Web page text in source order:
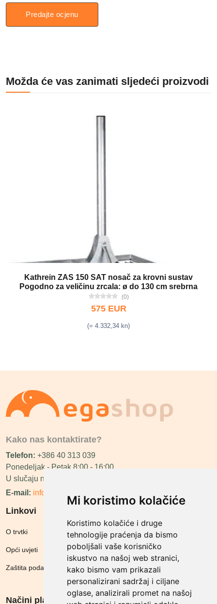
Mi koristimo kolačiće
Koristimo kolačiće i druge
tehnologije praćenja da bismo
poboljšali vaše korisničko
iskustvo na našoj web stranici,
kako bismo vam prikazali
personalizirani sadržaj i ciljane
oglase, analizirali promet na našoj
Predajte ocjenu
Možda će vas zanimati sljedeći proizvodi
Kathrein ZAS 150 SAT nosač za krovni sustav
Pogodno za veličinu zrcala: ø do 130 cm srebrna
(0)
575 EUR
(= 4.332,34 kn)
Kako nas kontaktirate?
Telefon: +386 40 313 039
Ponedeljak - Petak 8:00 - 16:00
U slučaju neraspoloživosti ćemo vas nazvati.
E-mail: info@megashop.hr
Linkovi
O trvtki
Opći uvjeti
Zaštita podataka
Načini plačanja